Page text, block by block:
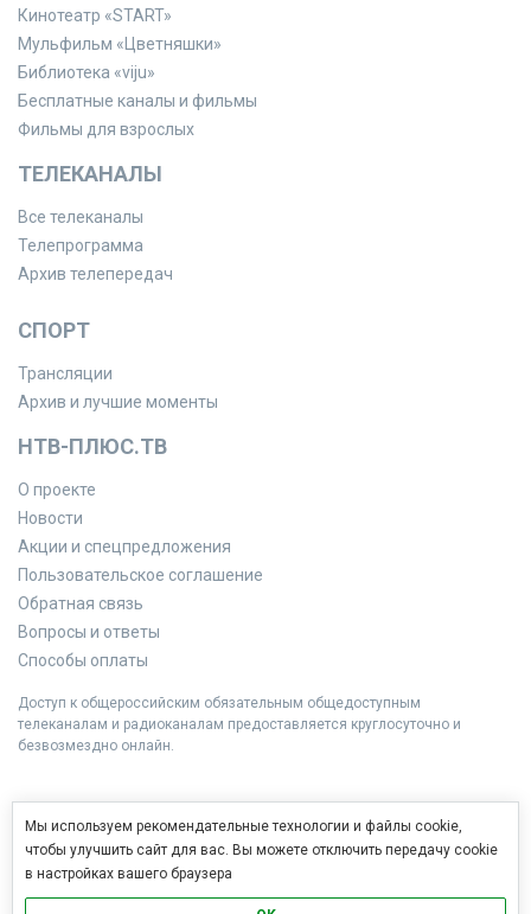
Кинотеатр «START»
Мульфильм «Цветняшки»
Библиотека «viju»
Бесплатные каналы и фильмы
Фильмы для взрослых
ТЕЛЕКАНАЛЫ
Все телеканалы
Телепрограмма
Архив телепередач
СПОРТ
Трансляции
Архив и лучшие моменты
НТВ-ПЛЮС.ТВ
О проекте
Новости
Акции и спецпредложения
Пользовательское соглашение
Обратная связь
Вопросы и ответы
Способы оплаты
Доступ к общероссийским обязательным общедоступным
телеканалам и радиоканалам предоставляется круглосуточно и
безвозмездно онлайн.
Мы используем рекомендательные технологии и файлы cookie,
чтобы улучшить сайт для вас. Вы можете отключить передачу cookie
в настройках вашего браузера